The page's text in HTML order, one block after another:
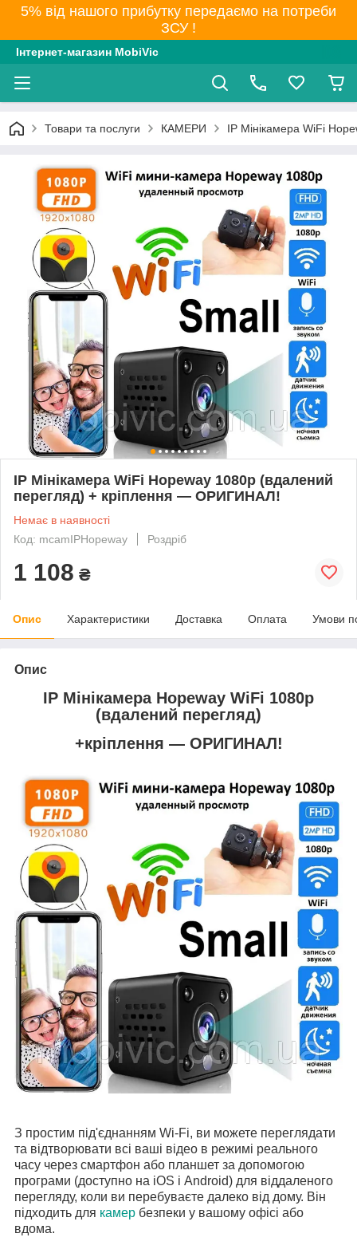
5% від нашого прибутку передаємо на потреби
ЗСУ !
Інтернет-магазин MobiVic
Товари та послуги КАМЕРИ IP Мінікамера WiFi
IP Мінікамера WiFi Hopeway 1080p (вдалений
перегляд) + кріплення — ОРИГИНАЛ!
Немає в наявності
Код: mcamIPHopeway
Роздріб
1 108 ₴
Опис Характеристики Доставка Оплата Умови
Опис
IP Мінікамера Hopeway WiFi 1080p
(вдалений перегляд)
+кріплення — ОРИГИНАЛ!
З простим під'єднанням Wi-Fi, ви можете переглядати
та відтворювати всі ваші відео в режимі реального
часу через смартфон або планшет за допомогою
програми (доступно на iOS і Android) для віддаленого
перегляду, коли ви перебуваєте далеко від дому. Він
підходить для камер безпеки у вашому офісі або
вдома.